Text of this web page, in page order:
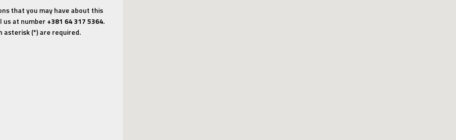
that you may have about this
us at number +381 64 317 5364.
asterisk (*) are required.